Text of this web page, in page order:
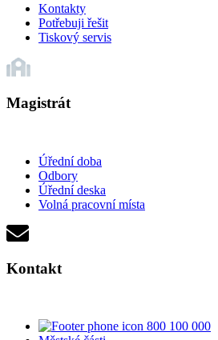
Kontakty
Potřebuji řešit
Tiskový servis
Magistrát
Úřední doba
Odbory
Úřední deska
Volná pracovní místa
Kontakt
800 100 000